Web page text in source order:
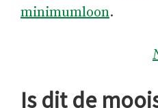
minimumloon.
Is dit de